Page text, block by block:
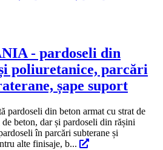
- pardoseli din
poliuretanice, parcări
șape suport
pardoseli din beton armat cu strat de
beton, dar și pardoseli din rășini
în parcări subterane și
alte finisaje, b...